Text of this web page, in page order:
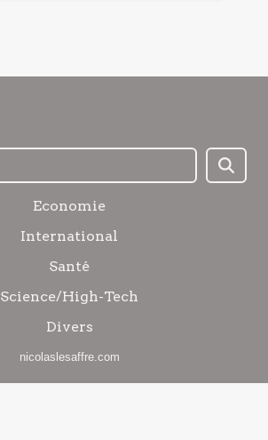
Economie
International
Santé
Science/High-Tech
Divers
nicolaslesaffre.com